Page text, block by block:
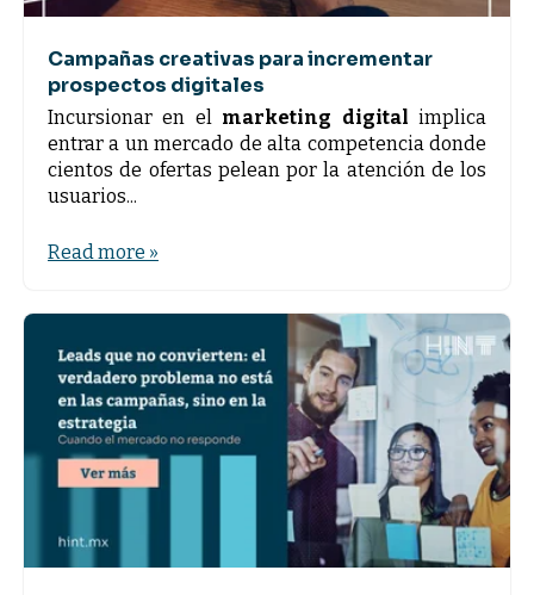
Campañas creativas para incrementar
prospectos digitales
Incursionar en el marketing digital implica
entrar a un mercado de alta competencia donde
cientos de ofertas pelean por la atención de los
usuarios...
Read more »